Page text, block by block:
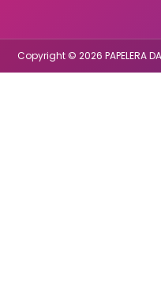
Copyright © 2026 PAPELERA